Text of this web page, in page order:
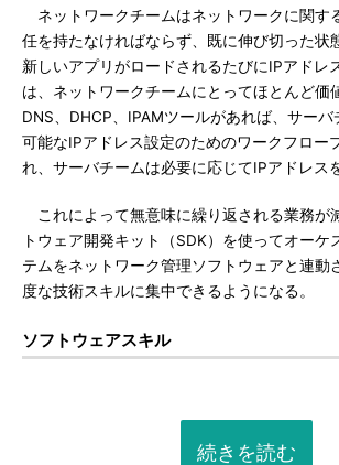
ネットワークチームはネットワークに関す
任を持たなければならず、既に伸び切った状
新しいアプリがロードされるたびにIPアドレ
は、ネットワークチームにとってほとんど価
DNS、DHCP、IPAMツールがあれば、サー
可能なIPアドレス設定のためのワークフロー
れ、サーバチームは必要に応じてIPアドレス
これによって無意味に繰り返される業務が
トウェア開発キット（SDK）を使ってオーケ
テムをネットワーク管理ソフトウェアと連動
度な技術スキルに集中できるようになる。
ソフトウェアスキル
続きを読む